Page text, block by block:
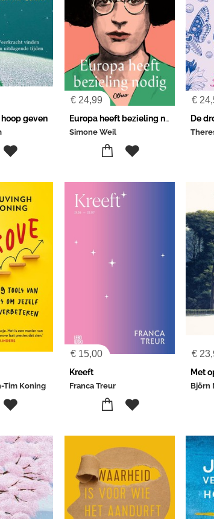
geven
€24,99
Europa heeft bezieling nodig
Simone Weil
€
De
Tim Koning
€15,00
Kreeft
Franca Treur
€
Met
Björn